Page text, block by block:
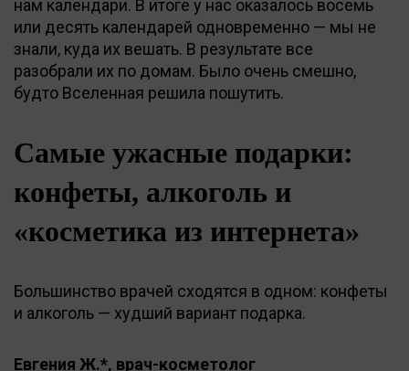
нам календари. В итоге у нас оказалось восемь
или десять календарей одновременно — мы не
знали, куда их вешать. В результате все
разобрали их по домам. Было очень смешно,
будто Вселенная решила пошутить.
Самые ужасные подарки:
конфеты, алкоголь и
«косметика из интернета»
Большинство врачей сходятся в одном: конфеты
и алкоголь — худший вариант подарка.
Евгения Ж.*, врач-косметолог